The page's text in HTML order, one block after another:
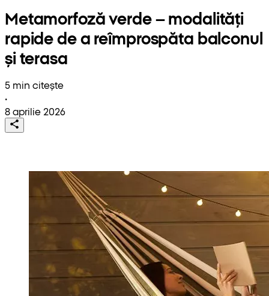
Metamorfoză verde – modalități
rapide de a reîmprospăta balconul
și terasa
5 min citește
•
8 aprilie 2026